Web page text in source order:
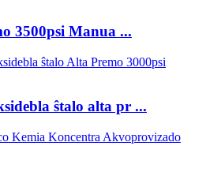
3500psi Manua ...
ŝtalo alta pr ...